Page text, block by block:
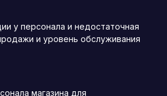
у персонала и недостаточная
и уровень обслуживания
магазина для